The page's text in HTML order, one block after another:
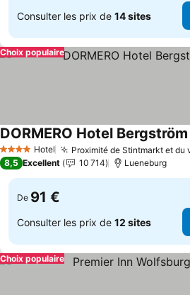
Consulter les prix de 14 sites
Choix populaire
4 Étoiles Hotel Proximité de Stintmarkt et du
DORMERO Hotel
8,5 Excellent 10 714 Lueneburg
De 91 €
Consulter les prix de 12 sites
Choix populaire